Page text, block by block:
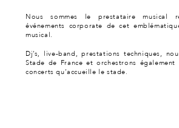
Nous sommes le prestataire musical
événements corporate de cet
musical.
Dj’s, live-band, prestations techniques,
Stade de France et orchestrons
concerts qu’accueille le stade.